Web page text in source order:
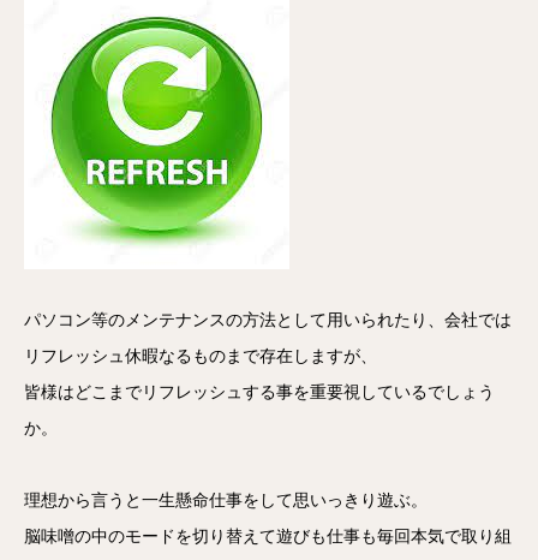
パソコン等のメンテナンスの方法として用いられたり、会社では
リフレッシュ休暇なるものまで存在しますが、
皆様はどこまでリフレッシュする事を重要視しているでしょう
か。
理想から言うと一生懸命仕事をして思いっきり遊ぶ。
脳味噌の中のモードを切り替えて遊びも仕事も毎回本気で取り組